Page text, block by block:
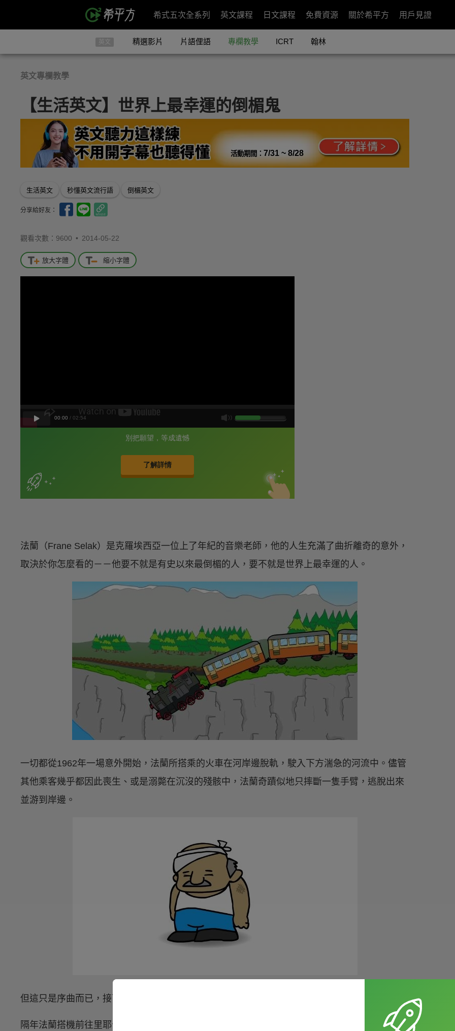
希式五次全系列 英文課程 日文課程 免費資源 關於希平方 用戶見證
英文 精選影片 片語俚語 專欄教學 ICRT 翰林
英文專欄教學
【生活英文】世界上最幸運的倒楣鬼
活動期間： 7/31 ~ 8/28
生活英文 秒懂英文流行語 倒楣英文
分享給好友：
觀看次數：9600 • 2014-05-22
放大字體 縮小字體
法蘭（Frane Selak）是克羅埃西亞一位上了年紀的音樂老師，他的人生充滿了曲折離奇的意外，
取決於你怎麼看的－－他要不就是有史以來最倒楣的人，要不就是世界上最幸運的人。
一切都從1962年一場意外開始，法蘭所搭乘的火車在河岸邊脫軌，駛入下方湍急的河流中。儘管
其他乘客幾乎都因此喪生、或是溺斃在沉沒的殘骸中，法蘭奇蹟似地只摔斷一隻手臂，逃脫出來
並游到岸邊。
但這只是序曲而已，接下來還陸陸續續發生了許多非常離奇的事件...
隔年法蘭搭機前往里耶卡（克羅埃西亞第三大城市），在飛行途中，兩具引擎都停止運作、機艙